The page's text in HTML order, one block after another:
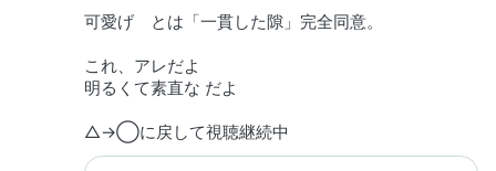
可愛げ とは「一貫した隙」完全同意。
これ、アレだよ
明るくて素直な だよ
△→◯に戻して視聴継続中